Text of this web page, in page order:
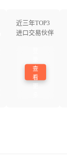
近三年TOP3
进口交易伙伴
查
看